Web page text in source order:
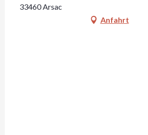
33460 Arsac
Anfahrt